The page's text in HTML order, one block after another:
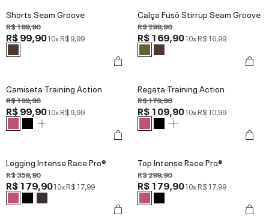
Shorts Seam Groove
R$ 199,90
R$ 99,9010xR$ 9,99
Calça Fusô Stirrup Seam Groove
R$ 299,90
R$ 169,9010xR$ 16,99
Camiseta Training Action
R$ 199,90
R$ 99,9010xR$ 9,99
Regata Training Action
R$ 179,90
R$ 109,9010xR$ 10,99
Legging Intense Race Pro®
R$ 359,90
R$ 179,9010xR$ 17,99
Top Intense Race Pro®
R$ 299,90
R$ 179,9010xR$ 17,99